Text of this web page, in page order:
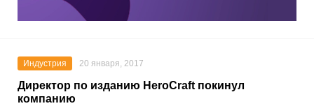
Индустрия 20 января, 2017
Директор по изданию HeroCraft покинул
компанию